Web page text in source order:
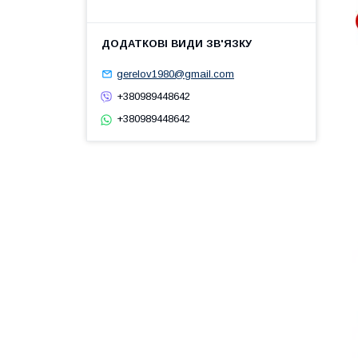
gerelov1980@gmail.com
+380989448642
+380989448642